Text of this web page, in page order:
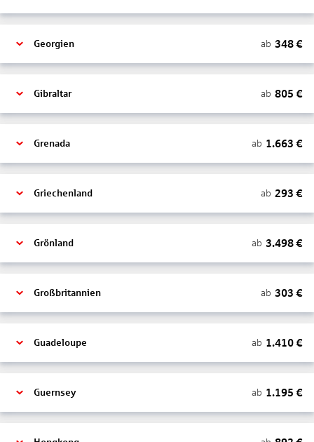
Georgien ab 348€
Gibraltar ab 805 €
Grenada ab 1.663 €
Griechenland ab 293 €
Grönland ab 3.498€
Großbritannien ab 303 €
Guadeloupe ab 1.410€
Guernsey ab 1.195 €